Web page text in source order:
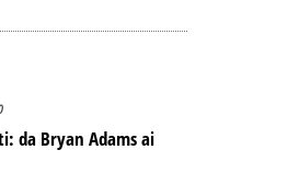
da Bryan Adams ai